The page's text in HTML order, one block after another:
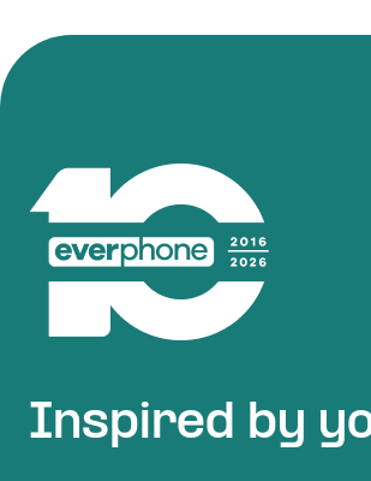
Inspired by